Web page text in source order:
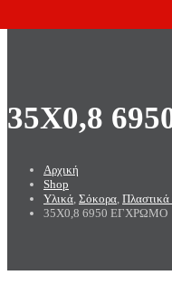
35X0,8
Αρχική
Shop
Υλικά, Σόκορα,
35X0,8 6950 ΕΓΧΡΩΜΟ